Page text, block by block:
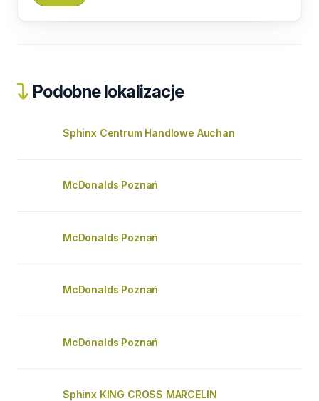
Podobne lokalizacje
Sphinx Centrum Handlowe Auchan
McDonalds Poznań
McDonalds Poznań
McDonalds Poznań
McDonalds Poznań
Sphinx KING CROSS MARCELIN